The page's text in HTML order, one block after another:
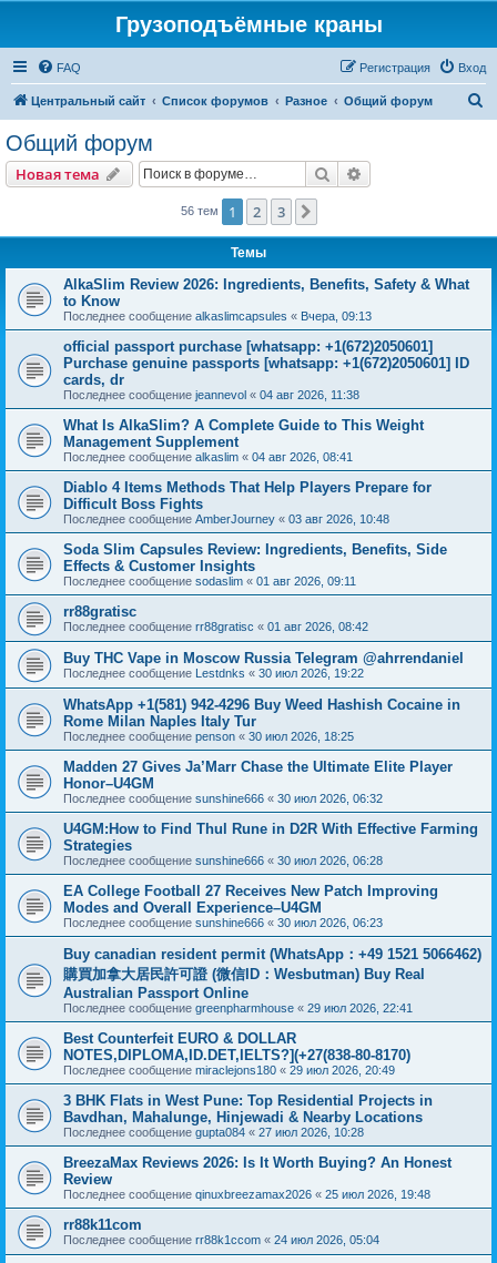
Грузоподъёмные краны
FAQ Вход
Регистрация
Центральный сайт Список форумов Разное Общий форум
Общий форум
Новая тема Поиск
56 тем 1 2 3
Темы
AlkaSlim Review 2026: Ingredients, Benefits, Safety & What
to Know
Последнее сообщение alkaslimcapsules « Вчера, 09:13
official passport purchase [whatsapp: +1(672)2050601]
Purchase genuine passports [whatsapp: +1(672)2050601] ID
cards, dr
Последнее сообщение jeannevol « 04 авг 2026, 11:38
What Is AlkaSlim? A Complete Guide to This Weight
Management Supplement
Последнее сообщение alkaslim « 04 авг 2026, 08:41
Diablo 4 Items Methods That Help Players Prepare for
Difficult Boss Fights
Последнее сообщение AmberJourney « 03 авг 2026, 10:48
Soda Slim Capsules Review: Ingredients, Benefits, Side
Effects & Customer Insights
Последнее сообщение sodaslim « 01 авг 2026, 09:11
rr88gratisc
Последнее сообщение rr88gratisc « 01 авг 2026, 08:42
Buy THC Vape in Moscow Russia Telegram @ahrrendaniel
Последнее сообщение Lestdnks « 30 июл 2026, 19:22
WhatsApp +1(581) 942-4296 Buy Weed Hashish Cocaine in
Rome Milan Naples Italy Tur
Последнее сообщение penson « 30 июл 2026, 18:25
Madden 27 Gives Ja’Marr Chase the Ultimate Elite Player
Honor–U4GM
Последнее сообщение sunshine666 « 30 июл 2026, 06:32
U4GM:How to Find Thul Rune in D2R With Effective Farming
Strategies
Последнее сообщение sunshine666 « 30 июл 2026, 06:28
EA College Football 27 Receives New Patch Improving
Modes and Overall Experience–U4GM
Последнее сообщение sunshine666 « 30 июл 2026, 06:23
Buy canadian resident permit (WhatsApp：+49 1521 5066462)
購買加拿大居民許可證 (微信ID：Wesbutman) Buy Real
Australian Passport Online
Последнее сообщение greenpharmhouse « 29 июл 2026, 22:41
Best Counterfeit EURO & DOLLAR
NOTES,DIPLOMA,ID.DET,IELTS?](+27(838-80-8170)
Последнее сообщение miraclejons180 « 29 июл 2026, 20:49
3 BHK Flats in West Pune: Top Residential Projects in
Bavdhan, Mahalunge, Hinjewadi & Nearby Locations
Последнее сообщение gupta084 « 27 июл 2026, 10:28
BreezaMax Reviews 2026: Is It Worth Buying? An Honest
Review
Последнее сообщение qinuxbreezamax2026 « 25 июл 2026, 19:48
rr88k11com
Последнее сообщение rr88k1ccom « 24 июл 2026, 05:04